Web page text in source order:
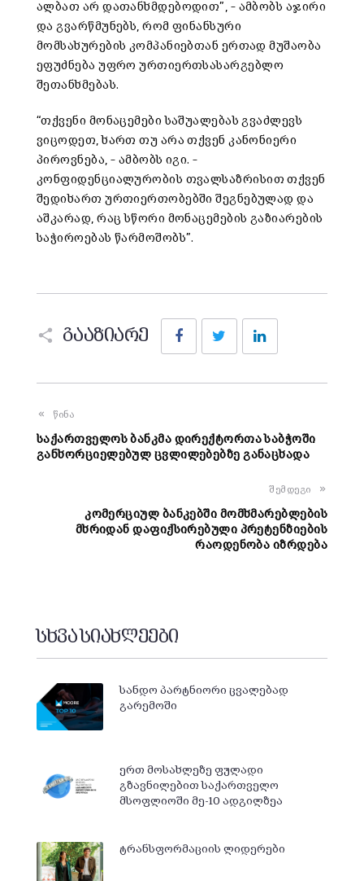
ალბათ არ დათანხმდებოდით”, – ამბობს აჯირი
და გვარწმუნებს, რომ ფინანსური
მომსახურების კომპანიებთან ერთად მუშაობა
ეფუძნება უფრო ურთიერთსასარგებლო
შეთანხმებას.
“თქვენი მონაცემები საშუალებას გვაძლევს
ვიცოდეთ, ხართ თუ არა თქვენ კანონიერი
პიროვნება, – ამბობს იგი. –
კონფიდენციალურობის თვალსაზრისით თქვენ
შედიხართ ურთიერთობებში შეგნებულად და
აშკარად, რაც სწორი მონაცემების გაზიარების
საჭიროებას წარმოშობს”.
გააზიარე
FacebookTwitter
წინა
საქართველოს ბანკმა დირექტორთა საბჭოში
განხორციელებულ ცვლილებებზე განაცხადა
შემდეგი
კომერციულ ბანკებში მომხმარებლების
მხრიდან დაფიქსირებული პრეტენზიების
რაოდენობა იზრდება
სხვა სიახლეები
სანდო პარტნიორი ცვალებად
გარემოში
ერთ მოსახლეზე ფულადი
გზავნილებით საქართველო
მსოფლიოში მე-10 ადგილზეა
ტრანსფორმაციის ლიდერები